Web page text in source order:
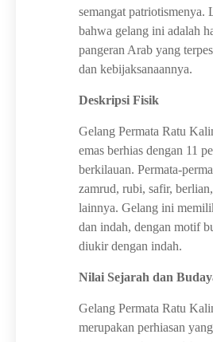
semangat patriotismenya.
bahwa gelang ini adalah
pangeran Arab yang
dan kebijaksanaannya.
Deskripsi Fisik
Gelang Permata Ratu
emas berhias dengan 11
berkilauan. Permata-
zamrud, rubi, safir,
lainnya. Gelang ini
dan indah, dengan motif
diukir dengan indah.
Nilai Sejarah dan
Gelang Permata Ratu
merupakan perhiasan